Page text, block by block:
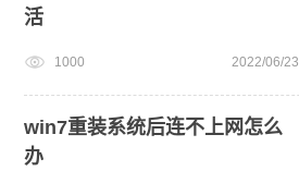
活
1000 2022/06/23
win7重装系统后连不上网怎么
办